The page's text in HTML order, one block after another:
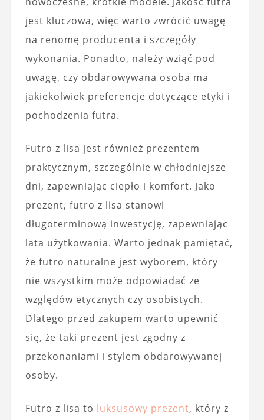
jest kluczowa, więc warto zwrócić uwagę
na renomę producenta i szczegóły
wykonania. Ponadto, należy wziąć pod
uwagę, czy obdarowywana osoba ma
jakiekolwiek preferencje dotyczące etyki i
pochodzenia futra.
Futro z lisa jest również prezentem
praktycznym, szczególnie w chłodniejsze
dni, zapewniając ciepło i komfort. Jako
prezent, futro z lisa stanowi
długoterminową inwestycję, zapewniając
lata użytkowania. Warto jednak pamiętać,
że futro naturalne jest wyborem, który
nie wszystkim może odpowiadać ze
względów etycznych czy osobistych.
Dlatego przed zakupem warto upewnić
się, że taki prezent jest zgodny z
przekonaniami i stylem obdarowywanej
osoby.
Futro z lisa to luksusowy prezent, który z